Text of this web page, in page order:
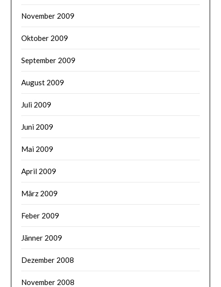
November 2009
Oktober 2009
September 2009
August 2009
Juli 2009
Juni 2009
Mai 2009
April 2009
März 2009
Feber 2009
Jänner 2009
Dezember 2008
November 2008